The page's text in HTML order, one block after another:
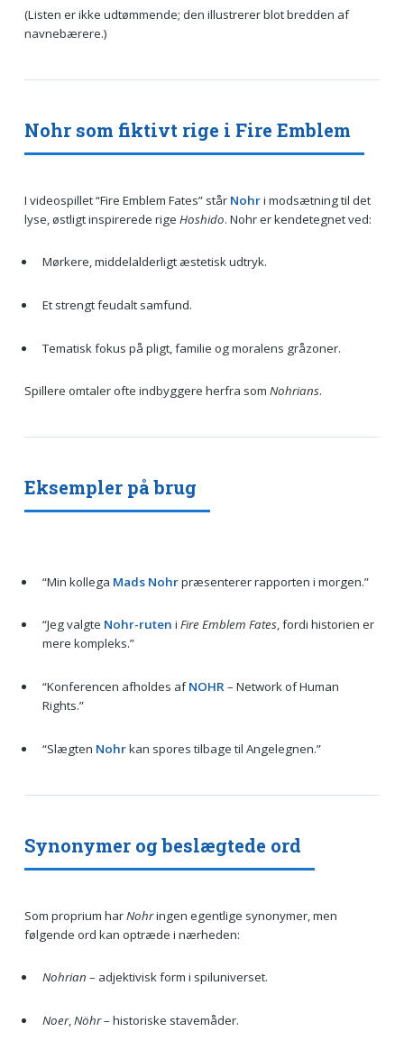
(Listen er ikke udtømmende; den illustrerer blot bredden af
navnebærere.)
Nohr som fiktivt rige i Fire Emblem
I videospillet “Fire Emblem Fates” står Nohri modsætning til det
lyse, østligt inspirerede rige Hoshido. Nohr er kendetegnet ved:
Mørkere, middelalderligt æstetisk udtryk.
Et strengt feudalt samfund.
Tematisk fokus på pligt, familie og moralens gråzoner.
Spillere omtaler ofte indbyggere herfra som Nohrians.
Eksempler på brug
“Min kollega Mads Nohrpræsenterer rapporten i morgen.”
“Jeg valgte Nohr-ruten i Fire Emblem Fates, fordi historien er
mere kompleks.”
“Konferencen afholdes afNOHR– Network of Human
Rights.”
“Slægten Nohrkan spores tilbage til Angel­egnen.”
Synonymer og beslægtede ord
Som proprium harNohringen egentlige synonymer, men
følgende ord kan optræde i nærheden:
Nohrian – adjektivisk form i spiluniverset.
Noer,Nöhr– historiske stavemåder.